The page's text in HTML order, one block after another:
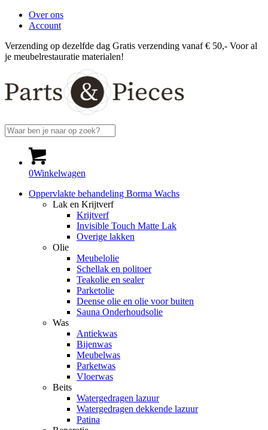
Over ons
Account
Verzending op dezelfde dag Gratis verzending vanaf € 50,- Voor al
je meubelrestauratie materialen!
0Winkelwagen
Oppervlakte behandeling Borma Wachs
Lak en Krijtverf
Krijtverf
Invisible Touch Matte Lak
Overige lakken
Olie
Meubelolie
Schellak en politoer
Teakolie en sealer
Parketolie
Deense olie en olie voor buiten
Sauna Onderhoudsolie
Was
Antiekwas
Bijenwas
Meubelwas
Parketwas
Vloerwas
Beits
Watergedragen lazuur
Watergedragen dekkende lazuur
Patina